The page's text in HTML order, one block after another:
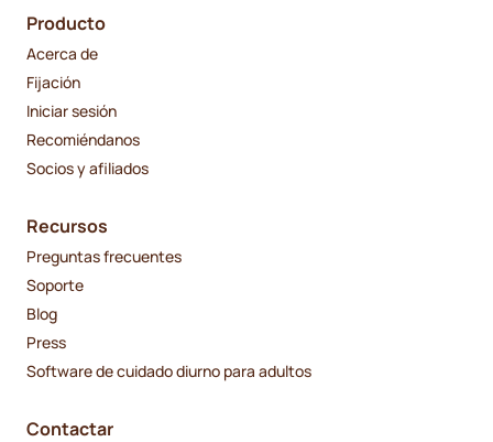
Producto
Acerca de
Fijación
Iniciar sesión
Recomiéndanos
Socios y afiliados
Recursos
Preguntas frecuentes
Soporte
Blog
Press
Software de cuidado diurno para adultos
Contactar